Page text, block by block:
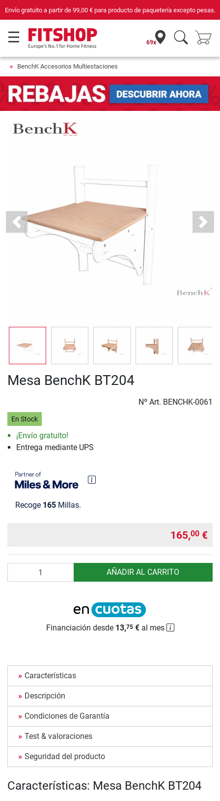
Envío gratuito a partir de 99,00 €para producto de paquetería excepto pesas.
69x
BenchK Accesorios Multiestaciones
Previous Next
Mesa BenchK BT204
Nº Art. BENCHK-0061
En Stock
¡Envío gratuito!
Entrega mediante UPS
Recoge 165 Millas.
165,00 €
AÑADIR AL CARRITO
Financiación desde 13,75€al mes
Características
Descripción
Condiciones de Garantía
Test & valoraciones
Seguridad del producto
Características: Mesa BenchK BT204